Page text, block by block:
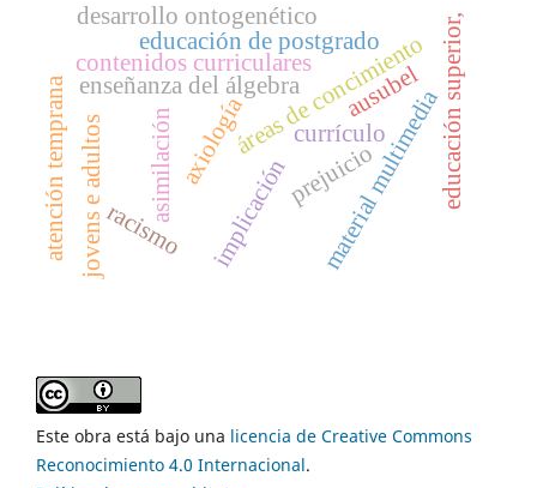
currículo
implicación
axiología material multimedia
enseñanza del álgebra
contenidos curriculares educación superior,
áreas de concimiento
educación de postgrado
atención temprana
desarrollo ontogenético
asimilación
racismo
prejuicio
ausubel
jovens e adultos
Este obra está bajo una licencia de Creative Commons
Reconocimiento 4.0 Internacional.